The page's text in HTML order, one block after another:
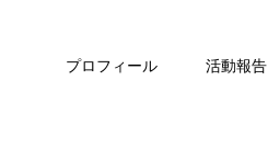
プロフィール 活動報告